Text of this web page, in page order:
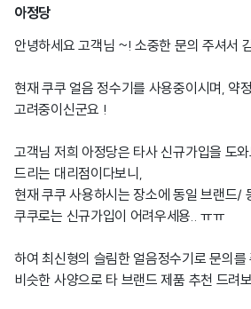
아정당
안녕하세요 고객님 ~! 소중한 문의 주셔서
현재 쿠쿠 얼음 정수기를 사용중이시며, 약
고려중이신군요 !
고객님 저희 아정당은 타사 신규가입을 도
드리는 대리점이다보니,
현재 쿠쿠 사용하시는 장소에 동일 브랜드/
쿠쿠로는 신규가입이 어려우세용.. ㅠㅠ
하여 최신형의 슬림한 얼음정수기로 문의
비슷한 사양으로 타 브랜드 제품 추천 드려